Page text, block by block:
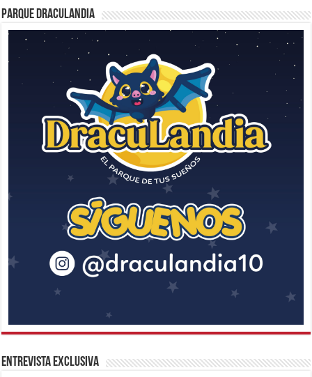
Parque Draculandia
Entrevista Exclusiva